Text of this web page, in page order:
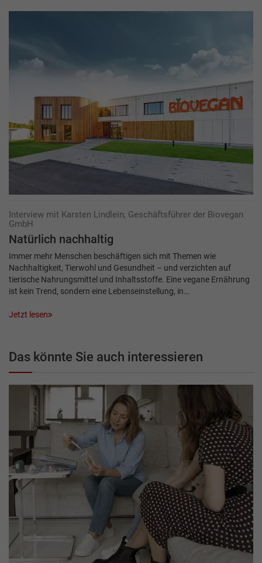
Interview mit Karsten Lindlein, Geschäftsführer der Biovegan
GmbH
Natürlich nachhaltig
Immer mehr Menschen beschäftigen sich mit Themen wie
Nachhaltigkeit, Tierwohl und Gesundheit – und verzichten auf
tierische Nahrungsmittel und Inhaltsstoffe. Eine vegane Ernährung
ist kein Trend, sondern eine Lebenseinstellung, in…
Jetzt lesen
Das könnte Sie auch interessieren